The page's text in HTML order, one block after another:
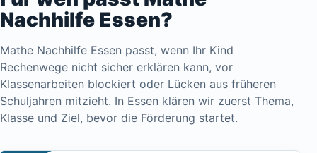
Nachhilfe Essen?
Mathe Nachhilfe Essen passt, wenn Ihr Kind
Rechenwege nicht sicher erklären kann, vor
Klassenarbeiten blockiert oder Lücken aus früheren
Schuljahren mitzieht. In Essen klären wir zuerst Thema,
Klasse und Ziel, bevor die Förderung startet.